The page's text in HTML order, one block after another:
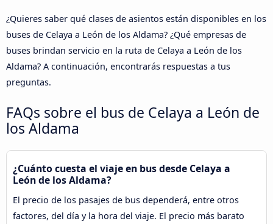
¿Quieres saber qué clases de asientos están disponibles en los
buses de Celaya a León de los Aldama? ¿Qué empresas de
buses brindan servicio en la ruta de Celaya a León de los
Aldama? A continuación, encontrarás respuestas a tus
preguntas.
FAQs sobre el bus de Celaya a León de
los Aldama
¿Cuánto cuesta el viaje en bus desde Celaya a
León de los Aldama?
El precio de los pasajes de bus dependerá, entre otros
factores, del día y la hora del viaje. El precio más barato